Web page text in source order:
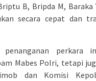
B, Bripda M, Baraka
secara cepat dan
penanganan perkara
Mabes Polri, tetapi
dan Komisi